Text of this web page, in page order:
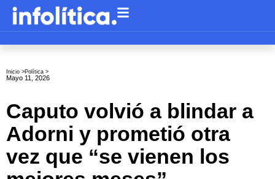
Inicio >Política >
Mayo 11, 2026
Caputo volvió a blindar a
Adorni y prometió otra
vez que “se vienen los